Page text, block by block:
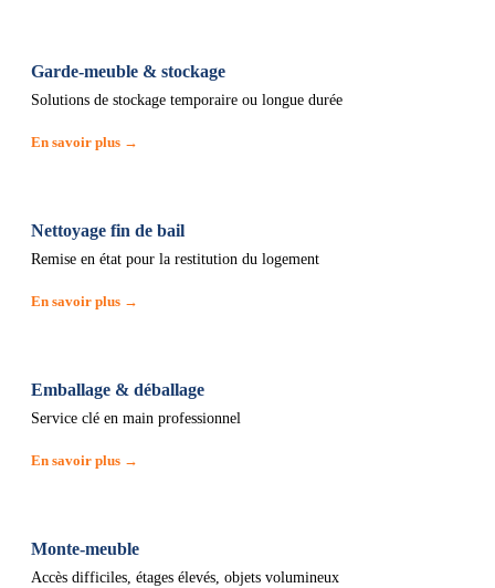
Garde-meuble & stockage
Solutions de stockage temporaire ou longue durée
En savoir plus →
Nettoyage fin de bail
Remise en état pour la restitution du logement
En savoir plus →
Emballage & déballage
Service clé en main professionnel
En savoir plus →
Monte-meuble
Accès difficiles, étages élevés, objets volumineux